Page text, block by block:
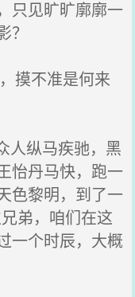
只见旷旷廓廓一
摸不准是何来
人纵马疾驰，黑
怡丹马快，跑一
色黎明，到了一
弟，咱们在这
一个时辰，大概